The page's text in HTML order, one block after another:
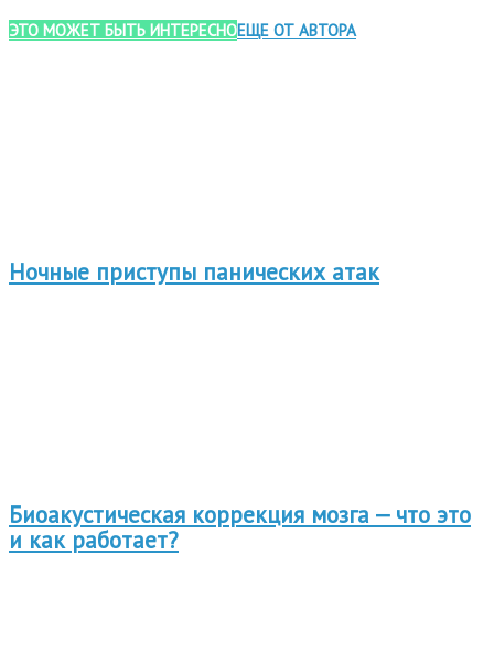
ЭТО МОЖЕТ БЫТЬ ИНТЕРЕСНОЕЩЕ ОТ АВТОРА
Ночные приступы панических атак
Биоакустическая коррекция мозга — что это
и как работает?